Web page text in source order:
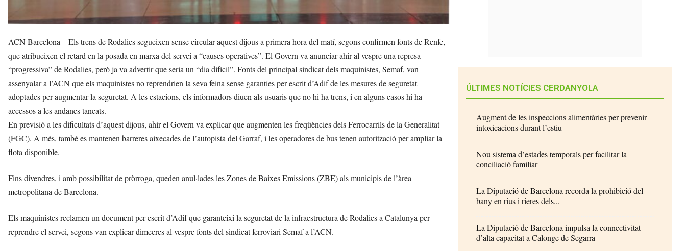
ACN Barcelona – Els trens de Rodalies segueixen sense circular aquest dijous a primera hora del matí, segons confirmen fonts de Renfe,
que atribueixen el retard en la posada en marxa del servei a “causes operatives”. El Govern va anunciar ahir al vespre una represa
“progressiva” de Rodalies, però ja va advertir que seria un “dia difícil”. Fonts del principal sindicat dels maquinistes, Semaf, van
assenyalar a l’ACN que els maquinistes no reprendrien la seva feina sense garanties per escrit d’Adif de les mesures de seguretat
adoptades per augmentar la seguretat. A les estacions, els informadors diuen als usuaris que no hi ha trens, i en alguns casos hi ha
accessos a les andanes tancats.
En previsió a les dificultats d’aquest dijous, ahir el Govern va explicar que augmenten les freqüències dels Ferrocarrils de la Generalitat
(FGC). A més, també es mantenen barreres aixecades de l’autopista del Garraf, i les operadores de bus tenen autorització per ampliar la
flota disponible.
Fins divendres, i amb possibilitat de pròrroga, queden anul·lades les Zones de Baixes Emissions (ZBE) als municipis de l’àrea
metropolitana de Barcelona.
Els maquinistes reclamen un document per escrit d’Adif que garanteixi la seguretat de la infraestructura de Rodalies a Catalunya per
reprendre el servei, segons van explicar dimecres al vespre fonts del sindicat ferroviari Semaf a l’ACN.
ÚLTIMES NOTÍCIES CERDANYOLA
Augment de les inspeccions alimentàries per prevenir
intoxicacions durant l’estiu
Nou sistema d’estades temporals per facilitar la
conciliació familiar
La Diputació de Barcelona recorda la prohibició del
bany en rius i rieres dels...
La Diputació de Barcelona impulsa la connectivitat
d’alta capacitat a Calonge de Segarra